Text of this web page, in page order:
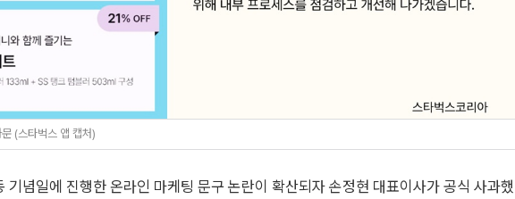
(스타벅스 앱 캡처)
기념일에 진행한 온라인 마케팅 문구 논란이 확산되자 손정현 대표이사가 공식 사과했